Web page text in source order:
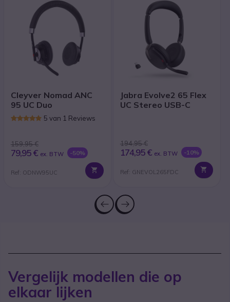
Cleyver Nomad ANC
95 UC Duo
5 van 1 Reviews
159,95 €
79,95 € ex. BTW -50%
Ref: ODNW95UC
Jabra Evolve2 65 Flex
UC Stereo USB-C
194,95 €
174,95 € ex. BTW -10%
Ref: GNEVOL265FDC
Vergelijk modellen die op
elkaar lijken